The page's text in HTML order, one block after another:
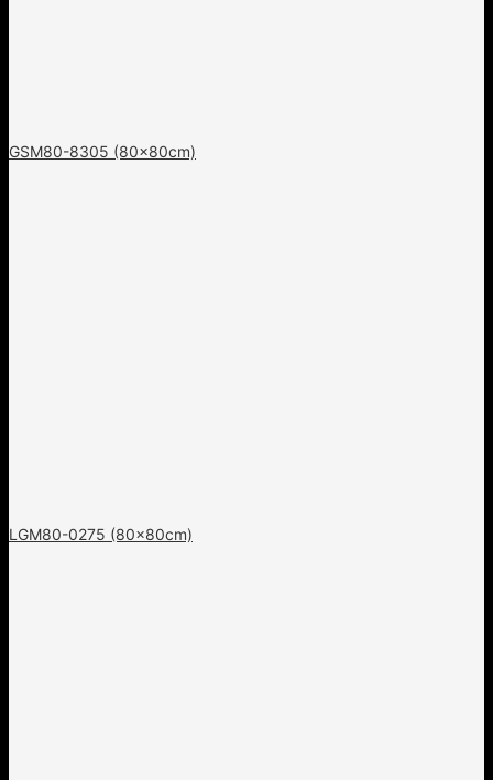
GSM80-8305 (80x80cm)
LGM80-0275 (80x80cm)